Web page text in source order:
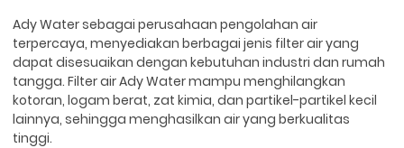
Ady Water sebagai perusahaan pengolahan air
terpercaya, menyediakan berbagai jenis filter air yang
dapat disesuaikan dengan kebutuhan industri dan rumah
tangga. Filter air Ady Water mampu menghilangkan
kotoran, logam berat, zat kimia, dan partikel-partikel kecil
lainnya, sehingga menghasilkan air yang berkualitas
tinggi.